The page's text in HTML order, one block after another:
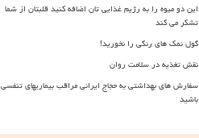
این دو میوه را به رژیم غذایی تان اضافه کنید قلبتان از شما
تشکر می کند
گول نمک های رنگی را نخورید!
نقش تغذیه در سلامت روان
سفارش های بهداشتی به حجاج ایرانی مراقب بیماریهای تنفسی
باشید